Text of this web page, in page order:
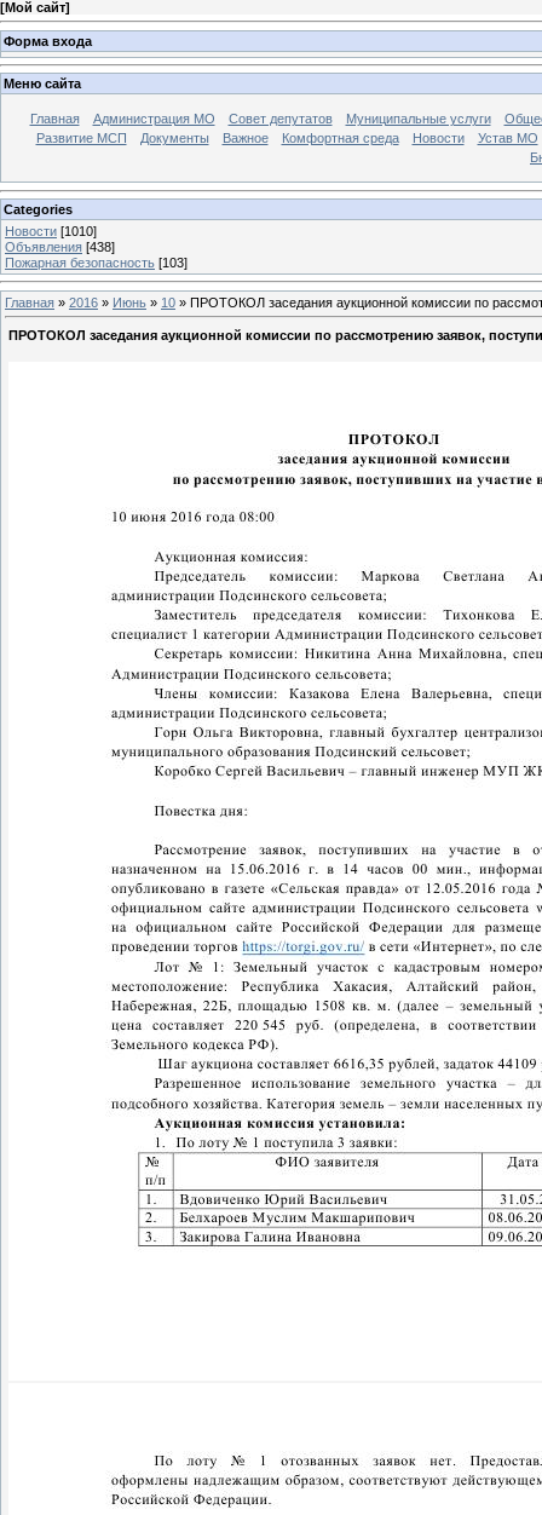
[Мой сайт]
Форма входа
Меню сайта
Главная Администрация МО Совет депутатов Муниципальные услуги
Развитие МСП
Документы Важное Комфортная среда Новости
Устав МО
Categories
Новости [1010]
Объявления [438]
Пожарная безопасность [103]
Главная » 2016 » Июнь » 10 » ПРОТОКОЛ заседания аукционной комиссии по
ПРОТОКОЛ заседания аукционной комиссии по рассмотрению заявок,